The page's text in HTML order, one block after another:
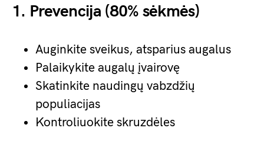
1. Prevencija (80% sėkmės)
Auginkite sveikus, atsparius augalus
Palaikykite augalų įvairovę
Skatinkite naudingų vabzdžių
populiacijas
Kontroliuokite skruzdėles